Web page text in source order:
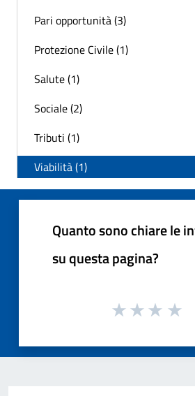
Pari opportunità (3)
Protezione Civile (1)
Salute (1)
Sociale (2)
Tributi (1)
Viabilità (1)
Quanto sono chiare le
su questa pagina?